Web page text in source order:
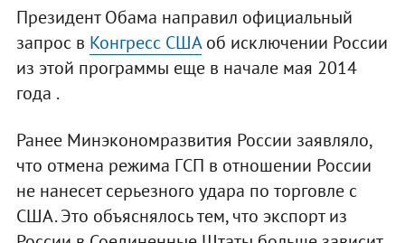
Президент Обама направил официальный
запрос в Конгресс СШАоб исключении России
из этой программы еще в начале мая 2014
года .
Ранее Минэкономразвития России заявляло,
что отмена режима ГСП в отношении России
не нанесет серьезного удара по торговле с
США. Это объяснялось тем, что экспорт из